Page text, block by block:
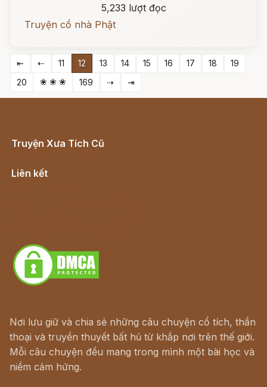
5,233 lượt đọc
Truyện cổ nhà Phật
⇤ ⇠ 11 12 13 14 15 16 17 18
19
20
❀ ❀ ❀ 169 ⇢ ⇥
Truyện Xưa Tích Cũ
Liên kết
Nơi lưu giữ và chia sẻ những câu chuyện cổ tích, thần
thoại và truyền thuyết bất hủ từ khắp nơi trên thế giới.
Mỗi câu chuyện đều mang trong mình một bài học và
niềm cảm hứng.